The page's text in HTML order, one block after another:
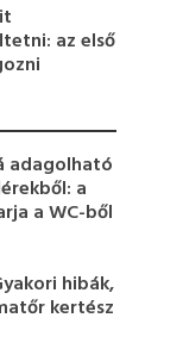
az első
adagolható
a
a WC-ből
hibák,
kertész